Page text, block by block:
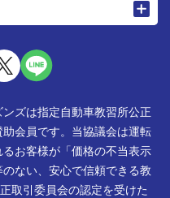
ズは指定自動車教習所公正
会員です。当協議会は運転
お客様が「価格の不当表示
ない、安心で信頼できる教
取引委員会の認定を受けた